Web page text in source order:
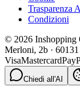
Trasparenza
Condizioni
© 2026 Inshopping
Merloni, 2b ·
VisaMastercard
Chiedi all'AI